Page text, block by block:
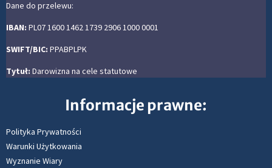
Dane do przelewu:
IBAN: PL07 1600 1462 1739 2906 1000 0001
SWIFT/BIC: PPABPLPK
Tytuł: Darowizna na cele statutowe
Informacje prawne:
Polityka Prywatności
Warunki Użytkowania
Wyznanie Wiary